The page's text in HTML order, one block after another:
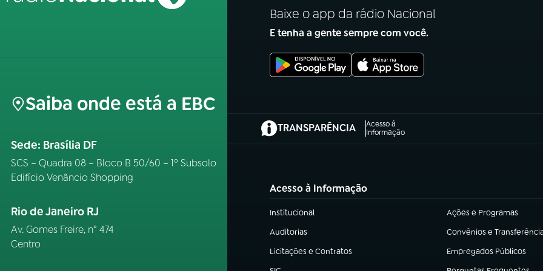
Saiba onde está a EBC
Sede: Brasília DF
SCS – Quadra 08 – Bloco B 50/60 – 1º Subsolo
Edifício Venâncio Shopping
Rio de Janeiro RJ
Av. Gomes Freire, n° 474
Centro
Baixe o app da rádio Nacional
E tenha a gente sempre com você.
TRANSPARÊNCIA
Acesso à
Informação
(abre em nova aba)
Acesso à Informação
Institucional
(abre em nova aba) Ações e Programas
(abre em nova aba)
Auditorias
(abre em nova aba) Convênios e
(abre em nova aba)
Licitações e Contratos
(abre em nova aba) Empregados Públicos
(abre em nova aba)